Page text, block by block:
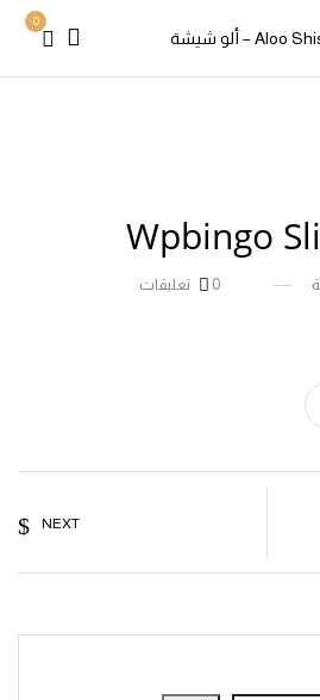
0
Wpbingo
0 تعليقات
NEXT